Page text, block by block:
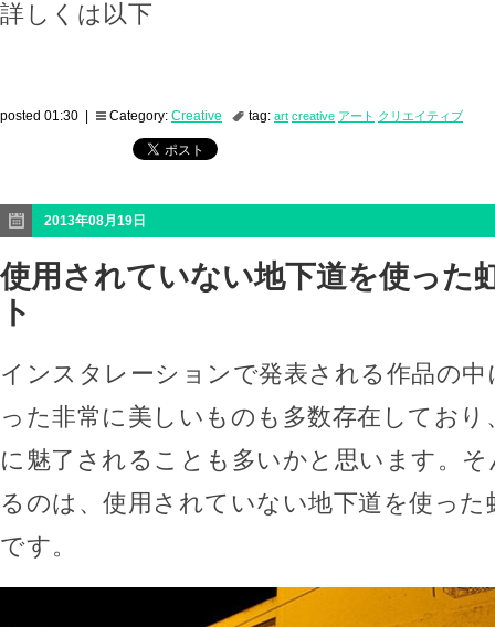
詳しくは以下
posted 01:30 | Category: Creative tag: art creative アート クリエイティブ
2013年08月19日
使用されていない地下道を使った
ト
インスタレーションで発表される作品の
った非常に美しいものも多数存在してお
に魅了されることも多いかと思います。
るのは、使用されていない地下道を使った
です。